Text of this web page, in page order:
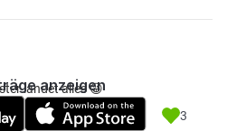
landet alles 😁
3
anzeigen